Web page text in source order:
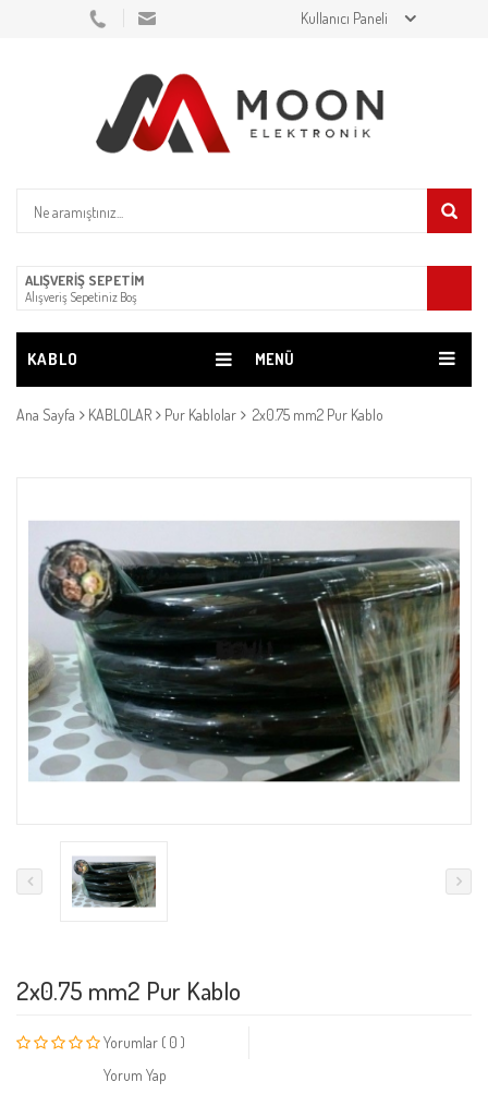
Kullanıcı Paneli
ALIŞVERIŞ SEPETIM
Alışveriş Sepetiniz Boş
KABLO MENÜ
Ana Sayfa KABLOLAR Pur Kablolar 2x0.75 mm2 Pur Kablo
2x0.75 mm2 Pur Kablo
Yorumlar ( 0 )
Yorum Yap